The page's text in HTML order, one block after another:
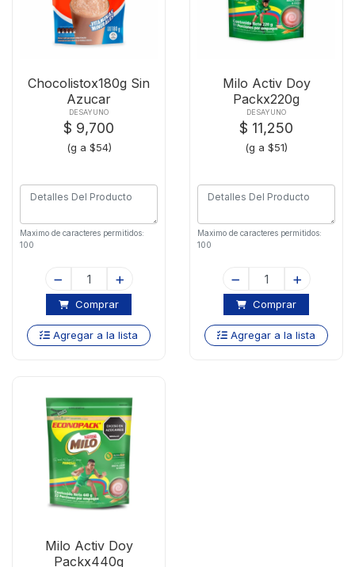
Chocolistox180g Sin
Azucar
DESAYUNO
$ 9,700
(g a $54)
Maximo de caracteres permitidos:
100
Comprar
Agregar a la lista
Milo Activ Doy
Packx220g
DESAYUNO
$ 11,250
(g a $51)
Maximo de caracteres permitidos:
100
Comprar
Agregar a la lista
Milo Activ Doy
Packx440g